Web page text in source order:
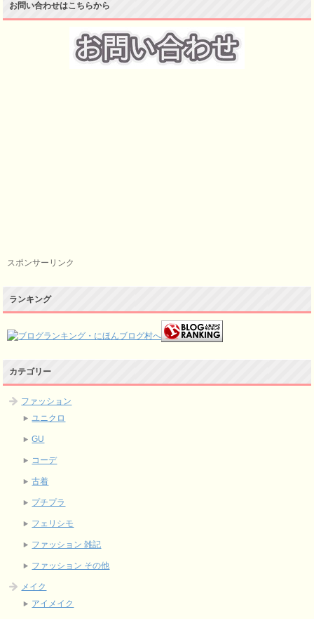
お問い合わせはこちらから
スポンサーリンク
ランキング
カテゴリー
ファッション
ユニクロ
GU
コーデ
古着
プチプラ
フェリシモ
ファッション 雑記
ファッション その他
メイク
アイメイク